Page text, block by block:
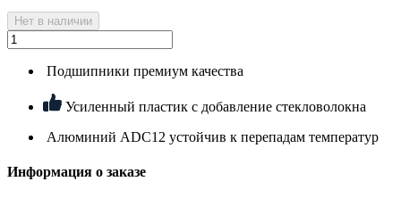
Нет в наличии
Подшипники премиум качества
Усиленный пластик с добавление стекловолокна
Алюминий ADC12 устойчив к перепадам температур
Информация о заказе